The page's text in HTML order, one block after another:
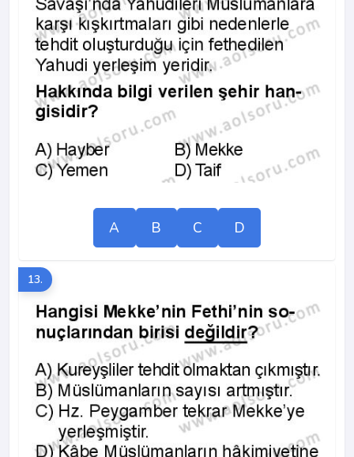
A B C D
13.